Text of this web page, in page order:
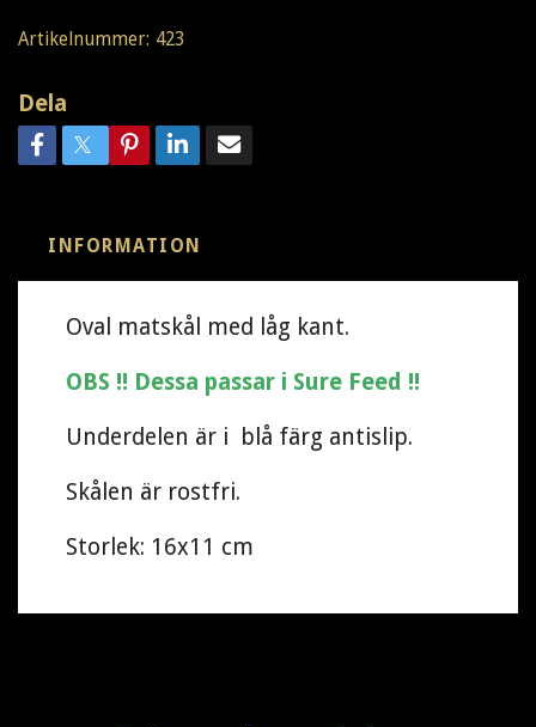
Artikelnummer: 423
Dela
INFORMATION
Oval matskål med låg kant.
OBS !! Dessa passar i Sure Feed !!
Underdelen är i blå färg antislip.
Skålen är rostfri.
Storlek: 16x11 cm